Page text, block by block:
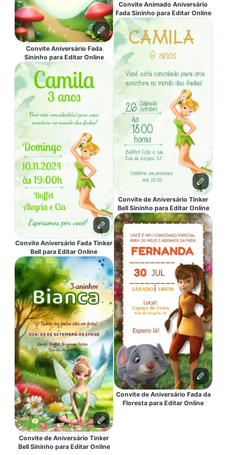
Convite Aniversário Fada
Sininho para Editar Online
Convite Aniversário Fada Tinker
Bell para Editar Online
Convite de Aniversário Tinker
Bell Sininho para Editar Online
Convite Animado Aniversário
Fada Sininho para Editar Online
Convite de Aniversário Tinker
Bell Sininho para Editar Online
Convite de Aniversário Fada da
Floresta para Editar Online